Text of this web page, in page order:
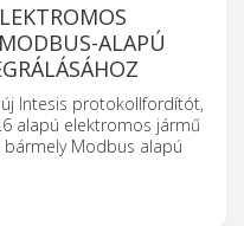
ALAPÚ
Intesis protokollfordítót,
alapú elektromos jármű
Modbus alapú